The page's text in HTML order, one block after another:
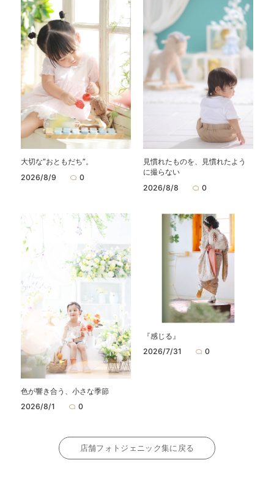
大切な”おともだち”。
2026/8/9
0
見慣れたものを、見慣れたよう
に撮らない
2026/8/8
0
色が響き合う、小さな季節
2026/8/1
0
『感じる』
2026/7/31
0
店舗フォトジェニック集に戻る